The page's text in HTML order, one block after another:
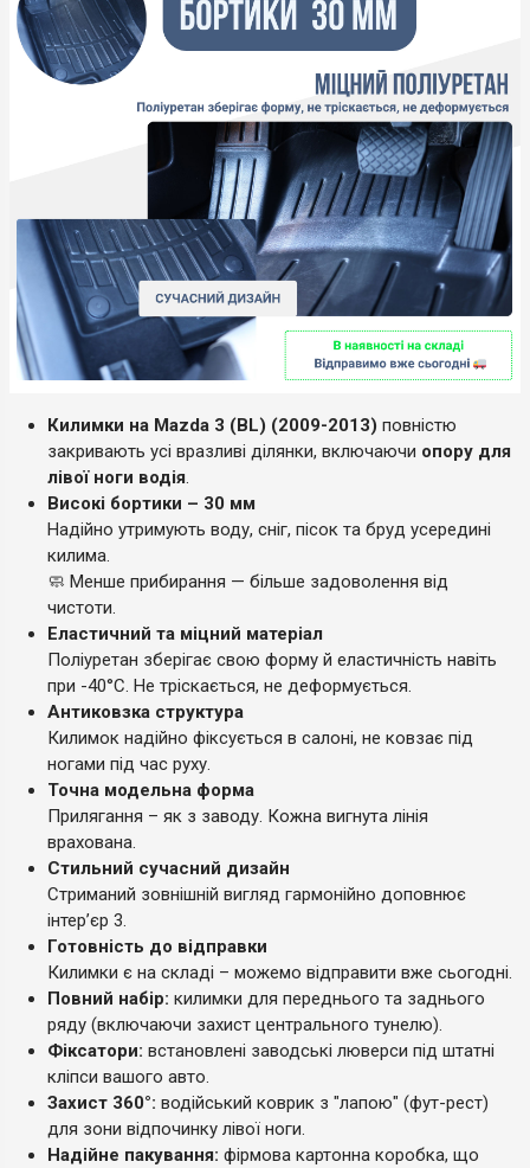
Килимки на Mazda 3 (BL) (2009-2013) повністю
закривають усі вразливі ділянки, включаючи опору для
лівої ноги водія.
Високі бортики – 30 мм
Надійно утримують воду, сніг, пісок та бруд усередині
килима.
🧼 Менше прибирання — більше задоволення від
чистоти.
Еластичний та міцний матеріал
Поліуретан зберігає свою форму й еластичність навіть
при -40°C. Не тріскається, не деформується.
Антиковзка структура
Килимок надійно фіксується в салоні, не ковзає під
ногами під час руху.
Точна модельна форма
Прилягання – як з заводу. Кожна вигнута лінія
врахована.
Стильний сучасний дизайн
Стриманий зовнішній вигляд гармонійно доповнює
інтер’єр 3.
Готовність до відправки
Килимки є на складі – можемо відправити вже сьогодні.
Повний набір: килимки для переднього та заднього
ряду (включаючи захист центрального тунелю).
Фіксатори: встановлені заводські люверси під штатні
кліпси вашого авто.
Захист 360°: водійський коврик з "лапою" (фут-рест)
для зони відпочинку лівої ноги.
Надійне пакування: фірмова картонна коробка, що